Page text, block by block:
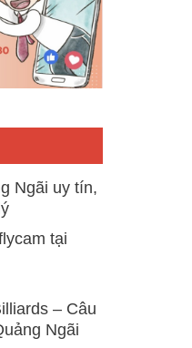
Ngãi uy tín,
tại
– Câu
Ngãi